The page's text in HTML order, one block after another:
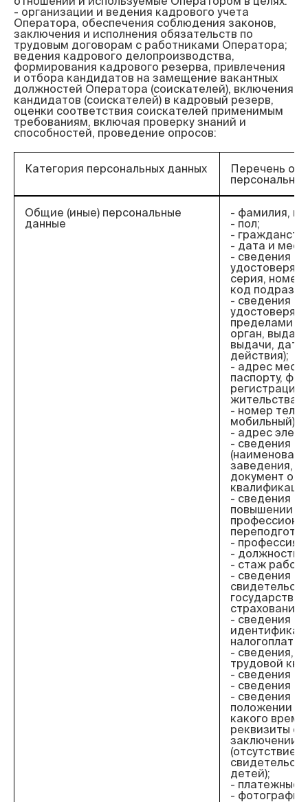
- организации и ведения кадрового учета
Оператора, обеспечения соблюдения законов,
заключения и исполнения обязательств по
трудовым договорам с работниками Оператора;
ведения кадрового делопроизводства,
формирования кадрового резерва, привлечения
и отбора кандидатов на замещение вакантных
должностей Оператора (соискателей), включения
кандидатов (соискателей) в кадровый резерв,
оценки соответствия соискателей применимым
требованиям, включая проверку знаний и
Категория персональных данных
Перечень
Общие (иные) персональные
данные
- фамилия,
- пол;
-
- дата и
- сведения о
серия,
код
- сведения о
пределами
орган,
выдачи, дата
действия);
- адрес
паспорту,
регистрации
жительства;
- номер
мобильный);
- адрес
- сведения
заведения,
документ об
- сведения
повышении
- профессия;
- должность;
- стаж
- сведения о
страхования;
- сведения об
- сведения,
трудовой
- сведения
- сведения о
- сведения о
положении
какого
реквизиты
заключении
(отсутствие)
детей);
- платежные
-